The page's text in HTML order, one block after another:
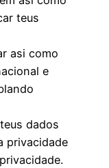
teus
asi como
e
dados
privacidade